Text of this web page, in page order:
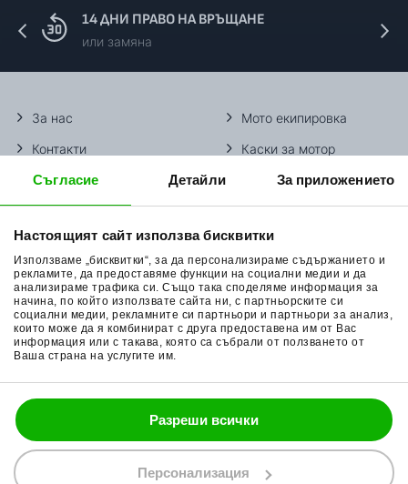
Съгласие Детайли За приложението
Настоящият сайт използва бисквитки
Използваме „бисквитки“, за да персонализираме съдържанието и
рекламите, да предоставяме функции на социални медии и да
анализираме трафика си. Също така споделяме информация за
начина, по който използвате сайта ни, с партньорските си
социални медии, рекламните си партньори и партньори за анализ,
които може да я комбинират с друга предоставена им от Вас
информация или с такава, която са събрали от ползването от
Ваша страна на услугите им.
Разреши всички
Персонализация
14 ДНИ ПРАВО НА ВРЪЩАНЕ
или замяна
За нас
Контакти
Методи доставка
Начини плащане
Връщане на стока
Общи условия
Поверителност
Политика за бисквитки
Мото екипировка
Каски за мотор
Ботуши за мотор
Гуми за мотор
Очила за мотор
Раници за мотор
Ръкавици за мотор
Части за мотор
088 200 7002
shop@bobimx.com